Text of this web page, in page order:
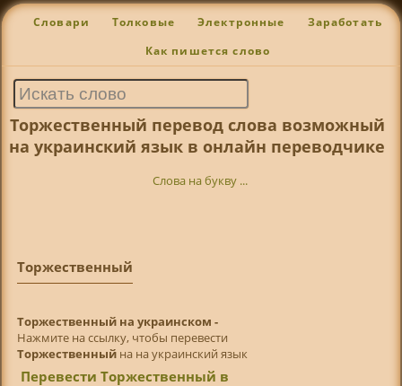
Словари Толковые Электронные Заработать
Как пишется слово
Торжественный перевод слова возможный
на украинский язык в онлайн переводчике
Слова на букву ...
Торжественный
Торжественный на украинском -
Нажмите на ссылку, чтобы перевести
Торжественныйна на украинский язык
Перевести Торжественный в